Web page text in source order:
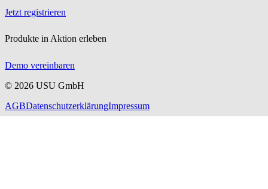
Jetzt registrieren
Produkte in Aktion erleben
Demo vereinbaren
© 2026 USU GmbH
AGBDatenschutzerklärungImpressum